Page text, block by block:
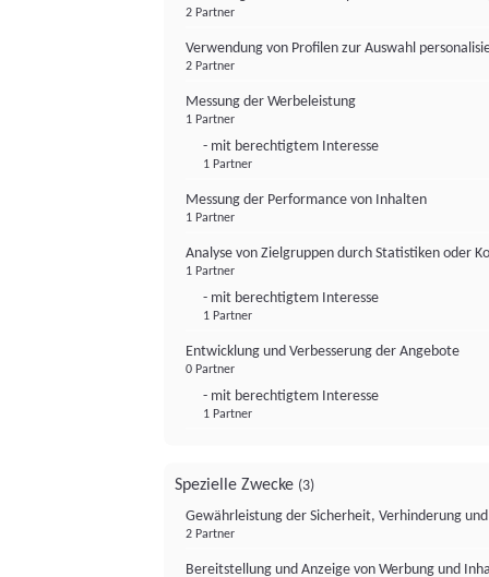
2 Partner
Verwendung von Profilen zur Auswahl
2 Partner
Messung der Werbeleistung
1 Partner
- mit berechtigtem Interesse
1 Partner
Messung der Performance von Inhalten
1 Partner
Analyse von Zielgruppen durch Statistiken oder
1 Partner
- mit berechtigtem Interesse
1 Partner
Entwicklung und Verbesserung der Angebote
0 Partner
- mit berechtigtem Interesse
1 Partner
Spezielle Zwecke (3)
Gewährleistung der Sicherheit, Verhinderung
2 Partner
Bereitstellung und Anzeige von Werbung und